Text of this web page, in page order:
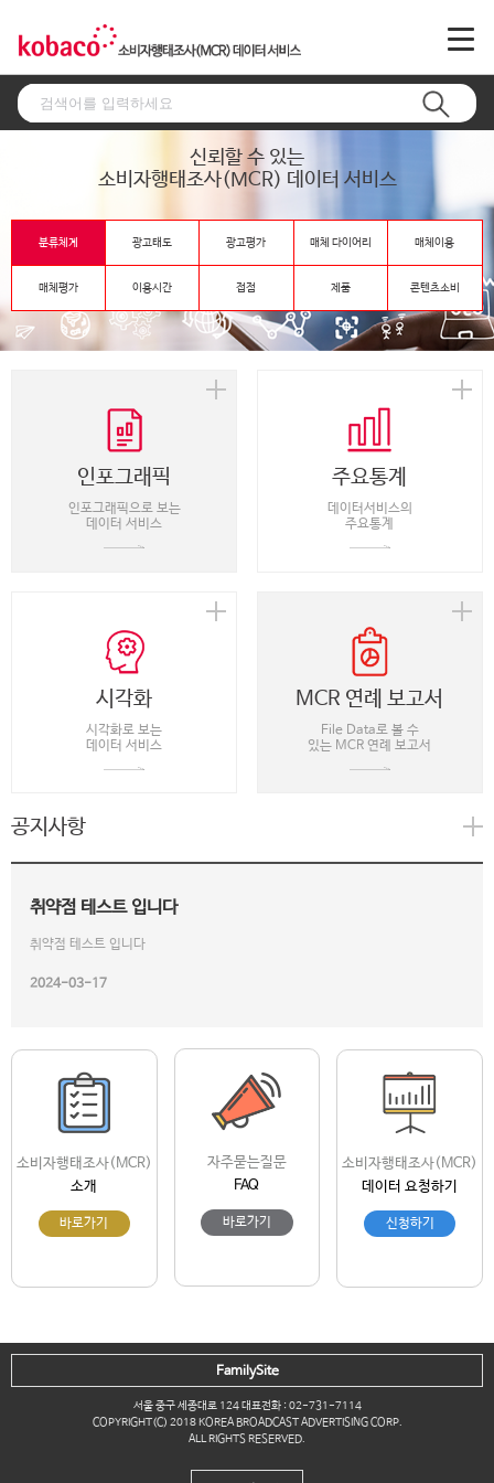
신뢰할 수 있는
소비자행태조사(MCR) 데이터 서비스
분류체계 광고태도 광고평가 매체 다이어리 매체이용
매체평가 이용시간 접점 제품 콘텐츠소비
인포그래픽
인포그래픽으로 보는
데이터 서비스
주요통계
데이터서비스의
주요통계
시각화
시각화로 보는
데이터 서비스
MCR 연례 보고서
File Data로 볼 수
있는 MCR 연례 보고서
공지사항
취약점 테스트 입니다
취약점 테스트 입니다
2024-03-17
소비자행태조사(MCR)
소개
바로가기
자주묻는질문
FAQ
바로가기
소비자행태조사(MCR)
데이터 요청하기
신청하기
서울 중구 세종대로 124 대표전화 : 02-731-7114
COPYRIGHT(C) 2018 KOREA BROADCAST ADVERTISING CORP.
ALL RIGHTS RESERVED.
FamilySite